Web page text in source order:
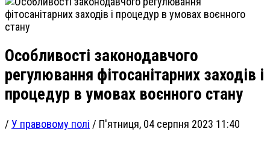
Особливості законодавчого
регулювання фітосанітарних заходів і
процедур в умовах воєнного стану
/ У правовому полі / П'ятниця, 04 серпня 2023 11:40